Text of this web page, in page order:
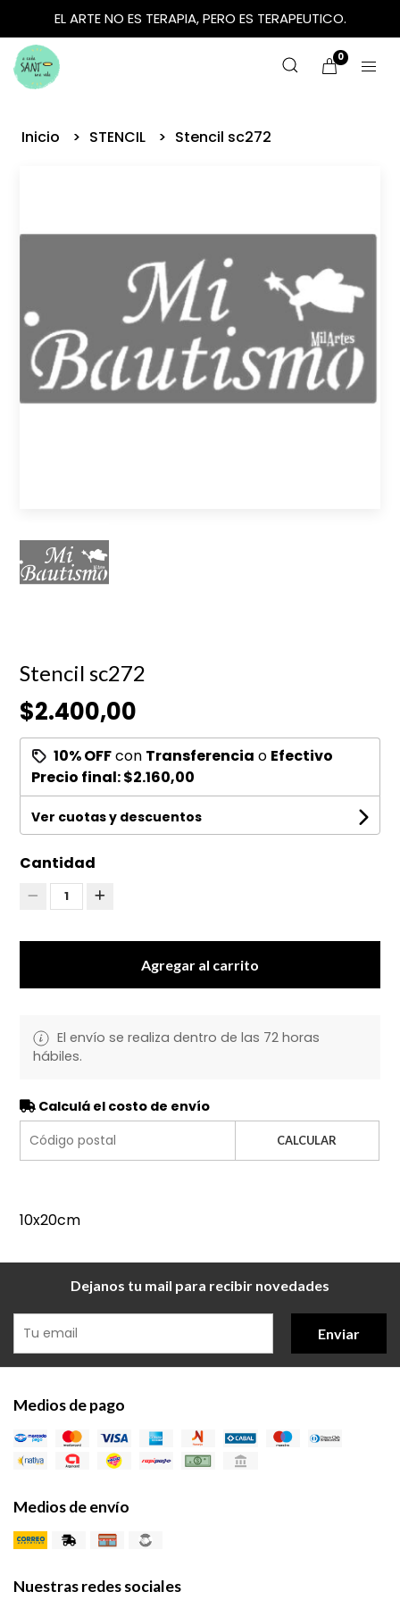
EL ARTE NO ES TERAPIA, PERO ES TERAPEUTICO.
0
Inicio STENCIL Stencil sc272
Stencil sc272
$2.400,00
10% OFFcon Transferencia o Efectivo
Precio final:$2.160,00
Ver cuotas y descuentos
Cantidad
1
Agregar al carrito
El envío se realiza dentro de las 72 horas
hábiles.
Calculá el costo de envío
CALCULAR
10x20cm
Dejanos tu mail para recibir novedades
Enviar
Medios de pago
Medios de envío
Nuestras redes sociales